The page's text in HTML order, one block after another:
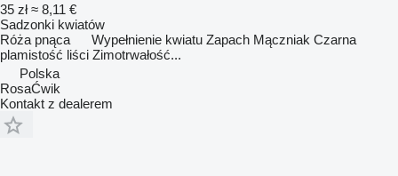
35 zł ≈ 8,11 €
Sadzonki kwiatów
Róża pnąca Wypełnienie kwiatu Zapach Mączniak Czarna
plamistość liści Zimotrwałość...
Polska
RosaĆwik
Kontakt z dealerem